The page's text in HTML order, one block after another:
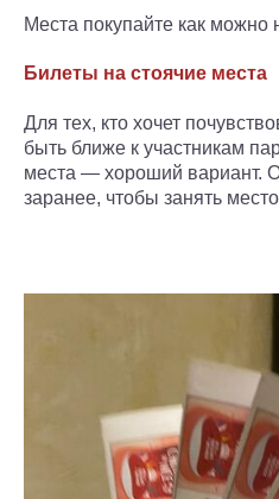
Места покупайте как можно
Билеты на стоячие места
Для тех, кто хочет
быть ближе к участникам
места — хороший вариант.
заранее, чтобы занять